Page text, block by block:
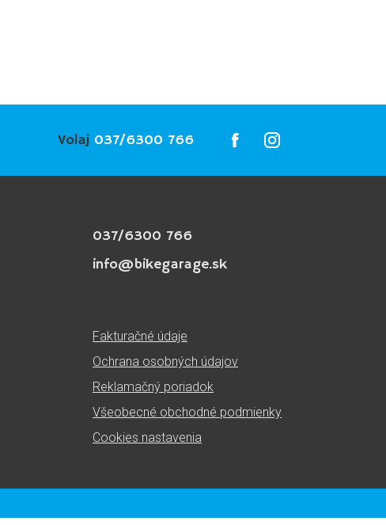
Volaj 037/6300 766
037/6300 766
info@bikegarage.sk
Fakturačné údaje
Ochrana osobných údajov
Reklamačný poriadok
Všeobecné obchodné podmienky
Cookies nastavenia